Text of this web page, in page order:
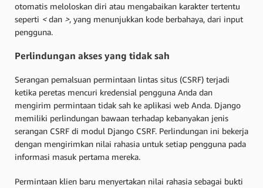
otomatis meloloskan diri atau mengabaikan karakter tertentu
seperti <dan >, yang menunjukkan kode berbahaya, dari input
pengguna.
Perlindungan akses yang tidak sah
Serangan pemalsuan permintaan lintas situs (CSRF) terjadi
ketika peretas mencuri kredensial pengguna Anda dan
mengirim permintaan tidak sah ke aplikasi web Anda. Django
memiliki perlindungan bawaan terhadap kebanyakan jenis
serangan CSRF di modul Django CSRF. Perlindungan ini bekerja
dengan mengirimkan nilai rahasia untuk setiap pengguna pada
informasi masuk pertama mereka.
Permintaan klien baru menyertakan nilai rahasia sebagai bukti